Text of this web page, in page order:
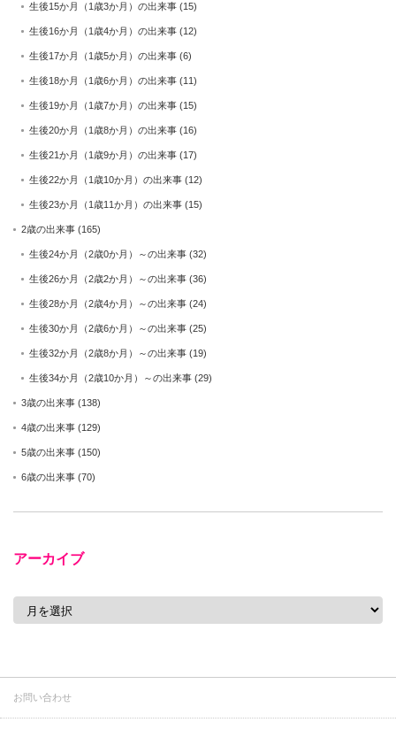
生後15か月（1歳3か月）の出来事 (15)
生後16か月（1歳4か月）の出来事 (12)
生後17か月（1歳5か月）の出来事 (6)
生後18か月（1歳6か月）の出来事 (11)
生後19か月（1歳7か月）の出来事 (15)
生後20か月（1歳8か月）の出来事 (16)
生後21か月（1歳9か月）の出来事 (17)
生後22か月（1歳10か月）の出来事 (12)
生後23か月（1歳11か月）の出来事 (15)
2歳の出来事 (165)
生後24か月（2歳0か月）～の出来事 (32)
生後26か月（2歳2か月）～の出来事 (36)
生後28か月（2歳4か月）～の出来事 (24)
生後30か月（2歳6か月）～の出来事 (25)
生後32か月（2歳8か月）～の出来事 (19)
生後34か月（2歳10か月）～の出来事 (29)
3歳の出来事 (138)
4歳の出来事 (129)
5歳の出来事 (150)
6歳の出来事 (70)
アーカイブ
ア
お問い合わせ